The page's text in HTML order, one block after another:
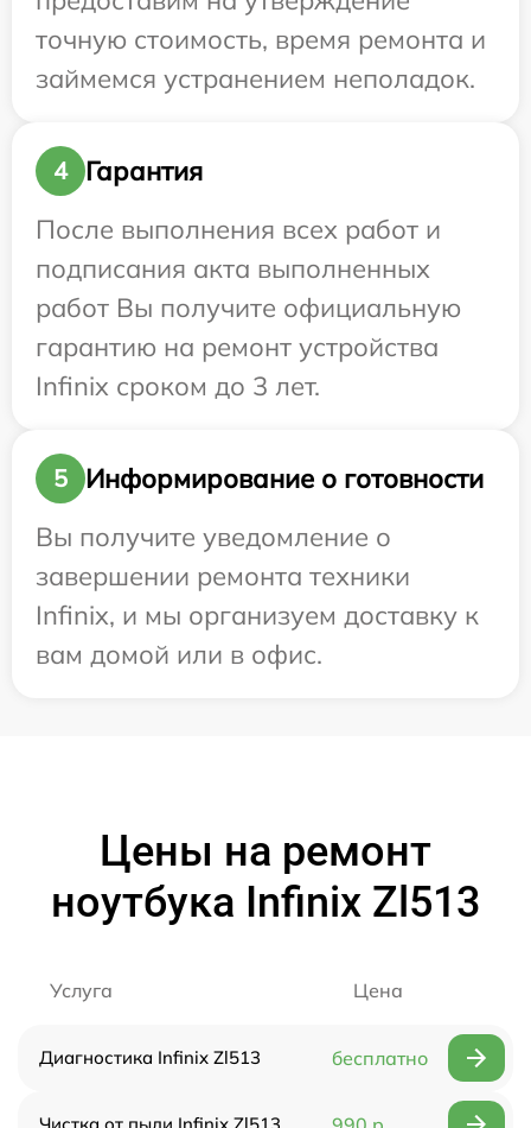
точную стоимость, время ремонта и
займемся устранением неполадок.
4
Гарантия
После выполнения всех работ и
подписания акта выполненных
работ Вы получите официальную
гарантию на ремонт устройства
Infinix сроком до 3 лет.
5
Информирование о готовности
Вы получите уведомление о
завершении ремонта техники
Infinix, и мы организуем доставку к
вам домой или в офис.
Цены на ремонт
ноутбука Infinix Zl513
Услуга Цена
Диагностика Infinix Zl513 бесплатно